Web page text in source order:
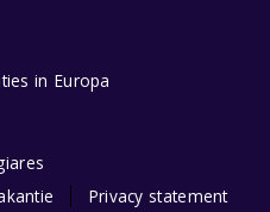
in Europa
Privacy statement